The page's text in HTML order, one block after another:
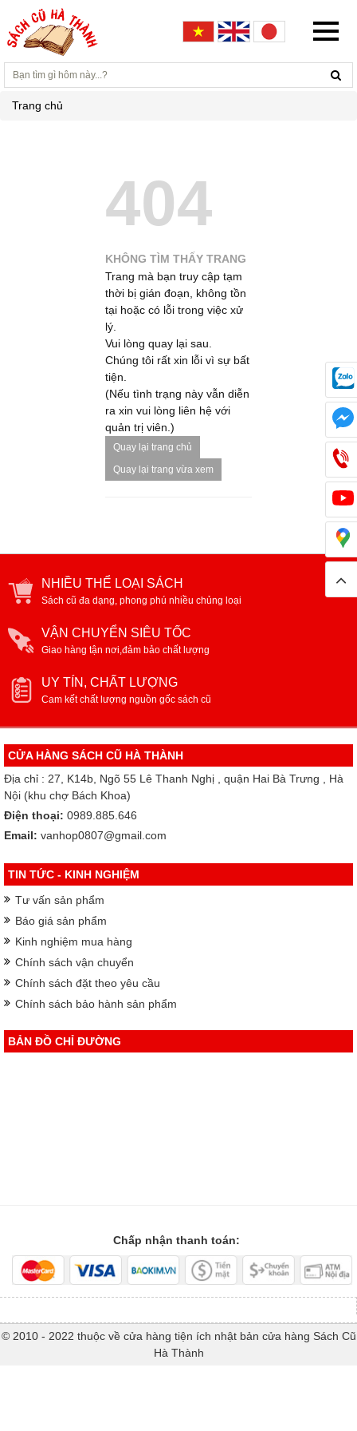
Trang chủ
404
KHÔNG TÌM THẤY TRANG
Trang mà bạn truy cập tạm
thời bị gián đoạn, không tồn
tại hoặc có lỗi trong việc xử
lý.
Vui lòng quay lại sau.
Chúng tôi rất xin lỗi vì sự bất
tiện.
(Nếu tình trạng này vẫn diễn
ra xin vui lòng liên hệ với
quản trị viên.)
Quay lại trang chủ
Quay lại trang vừa xem
NHIỀU THỂ LOẠI SÁCH
Sách cũ đa dạng, phong phú nhiều chủng loại
VẬN CHUYỂN SIÊU TỐC
Giao hàng tận nơi,đảm bảo chất lượng
UY TÍN, CHẤT LƯỢNG
Cam kết chất lượng nguồn gốc sách cũ
CỬA HÀNG SÁCH CŨ HÀ THÀNH
Địa chỉ : 27, K14b, Ngõ 55 Lê Thanh Nghị , quận Hai Bà Trưng , Hà
Nội (khu chợ Bách Khoa)
Điện thoại: 0989.885.646
Email: vanhop0807@gmail.com
TIN TỨC - KINH NGHIỆM
Tư vấn sản phẩm
Báo giá sản phẩm
Kinh nghiệm mua hàng
Chính sách vận chuyển
Chính sách đặt theo yêu cầu
Chính sách bảo hành sản phẩm
BẢN ĐỒ CHỈ ĐƯỜNG
Chấp nhận thanh toán:
© 2010 - 2022 thuộc về cửa hàng tiện ích nhật bản cửa hàng Sách Cũ
Hà Thành